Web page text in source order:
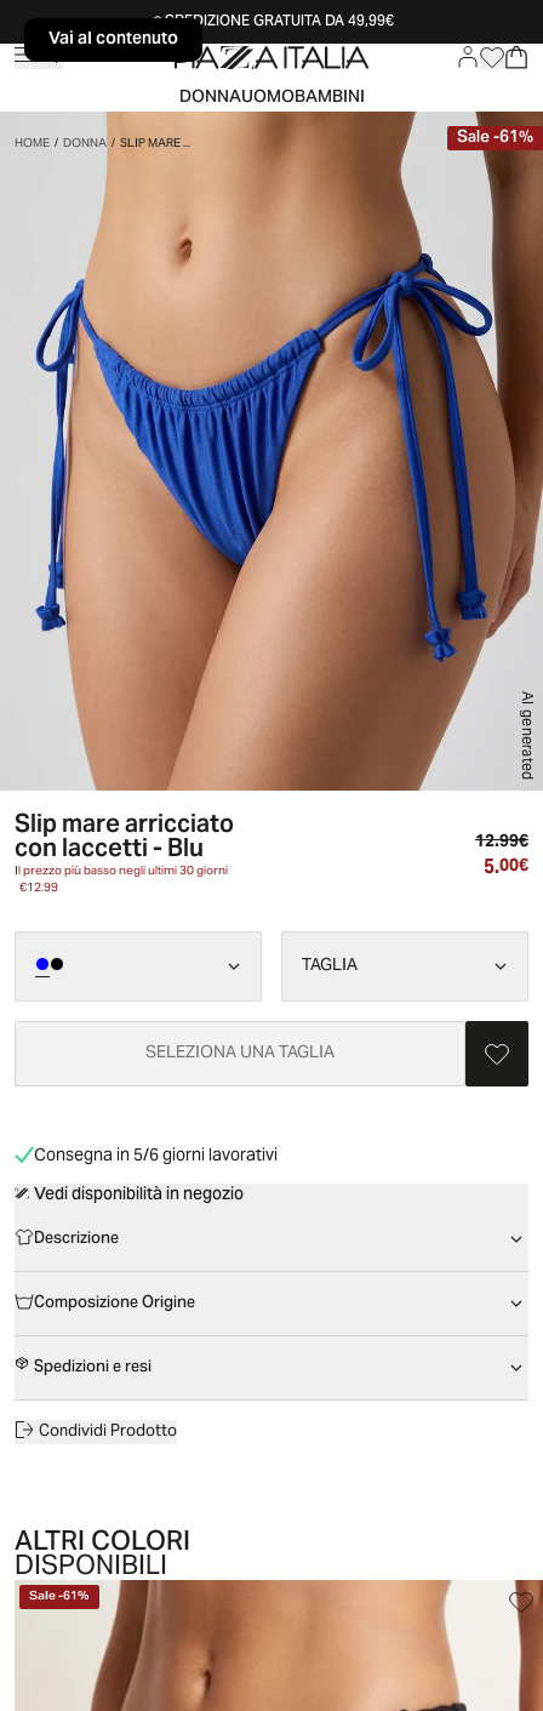
Vai al contenutoSPEDIZIONE GRATUITA DA 49,99€
DONNAUOMOBAMBINI
HOME/DONNA/SLIP MARE ...
AI generated
Sale-61%
Slip mare arricciato
con laccetti - Blu
Il prezzo più basso negli ultimi 30 giorni
€12.99
12.99€
5.00€
TAGLIA
SELEZIONA UNA TAGLIA
Consegna in 5/6 giorni lavorativi
Vedi disponibilità in negozio
Descrizione
Composizione Origine
Spedizioni e resi
Condividi Prodotto
ALTRI COLORI
DISPONIBILI
Sale-61%
Vai al contenuto